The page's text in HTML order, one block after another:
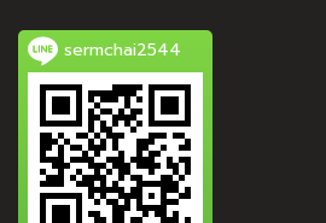
sermchai2544